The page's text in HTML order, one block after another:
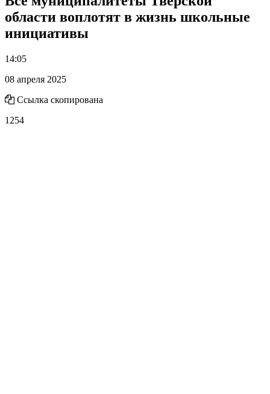
области воплотят в жизнь школьные
инициативы
14:05
08 апреля 2025
Ссылка скопирована
1254